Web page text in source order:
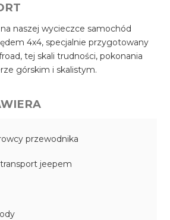
naszej wycieczce samochód
4x4, specjalnie przygotowany
tej skali trudności, pokonania
górskim i skalistym.
przewodnika
jeepem